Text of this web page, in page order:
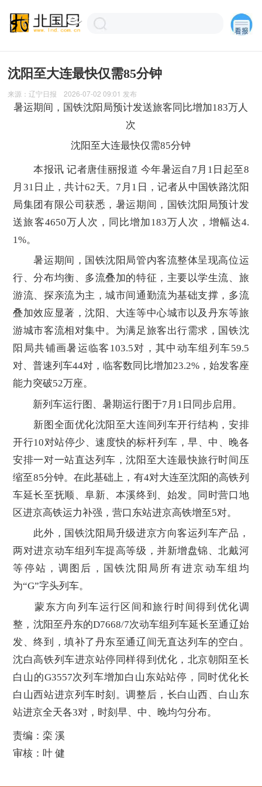
沈阳至大连最快仅需85分钟
来源：辽宁日报 2026-07-02 09:01 发布
暑运期间，国铁沈阳局预计发送旅客同比增加183万人
次
沈阳至大连最快仅需85分钟
本报讯 记者唐佳丽报道 今年暑运自7月1日起至8
月31日止，共计62天。7月1日，记者从中国铁路沈阳
局集团有限公司获悉，暑运期间，国铁沈阳局预计发
送旅客4650万人次，同比增加183万人次，增幅达4.
1%。
暑运期间，国铁沈阳局管内客流整体呈现高位运
行、分布均衡、多流叠加的特征，主要以学生流、旅
游流、探亲流为主，城市间通勤流为基础支撑，多流
叠加效应显著，沈阳、大连等中心城市以及丹东等旅
游城市客流相对集中。为满足旅客出行需求，国铁沈
阳局共铺画暑运临客103.5对，其中动车组列车59.5
对、普速列车44对，临客数同比增加23.2%，始发客座
能力突破52万座。
新列车运行图、暑期运行图于7月1日同步启用。
新图全面优化沈阳至大连间列车开行结构，安排
开行10对站停少、速度快的标杆列车，早、中、晚各
安排一对一站直达列车，沈阳至大连最快旅行时间压
缩至85分钟。在此基础上，有4对大连至沈阳的高铁列
车延长至抚顺、阜新、本溪终到、始发。同时营口地
区进京高铁运力补强，营口东站进京高铁增至5对。
此外，国铁沈阳局升级进京方向客运列车产品，
两对进京动车组列车提高等级，并新增盘锦、北戴河
等停站，调图后，国铁沈阳局所有进京动车组均
为“G”字头列车。
蒙东方向列车运行区间和旅行时间得到优化调
整，沈阳至丹东的D7668/7次动车组列车延长至通辽始
发、终到，填补了丹东至通辽间无直达列车的空白。
沈白高铁列车进京站停同样得到优化，北京朝阳至长
白山的G3557次列车增加白山东站站停，同时优化长
白山西站进京列车时刻。调整后，长白山西、白山东
站进京全天各3对，时刻早、中、晚均匀分布。
责编：栾 溪
审核：叶 健